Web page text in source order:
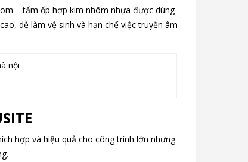
– tấm ốp hợp kim nhôm nhựa được dùng
dễ làm vệ sinh và hạn chế việc truyền âm
hợp và hiệu quả cho công trình lớn nhưng